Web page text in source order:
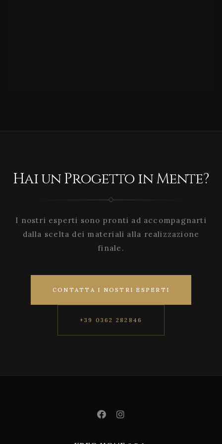
Hai un Progetto in Mente?
I nostri esperti sono pronti ad accompagnarti
dalla scelta dei materiali alla realizzazione
finale.
CONTATTA I NOSTRI ESPERTI
+39 0362 282846